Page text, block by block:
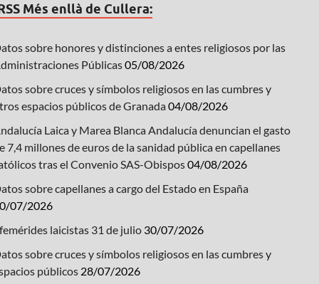
Més enllà de Cullera:
sobre honores y distinciones a entes religiosos por las
Públicas05/08/2026
sobre cruces y símbolos religiosos en las cumbres y
espacios públicos de Granada04/08/2026
Laica y Marea Blanca Andalucía denuncian el gasto
7,4 millones de euros de la sanidad pública en capellanes
tras el Convenio SAS-Obispos04/08/2026
sobre capellanes a cargo del Estado en España
07/2026
laicistas 31 de julio 30/07/2026
sobre cruces y símbolos religiosos en las cumbres y
públicos 28/07/2026